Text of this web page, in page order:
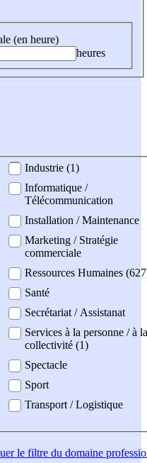
(en heure)
heures
Industrie (1)
Informatique /
Télécommunication
Installation / Maintenance
Marketing / Stratégie
commerciale
Ressources Humaines
Santé
Secrétariat / Assistanat
Services à la personne / à la
collectivité (1)
Spectacle
Sport
Transport / Logistique
le filtre du domaine